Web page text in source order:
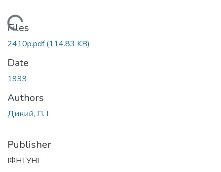
Loading...
Files
2410p.pdf(114.83 KB)
Date
1999
Authors
Дикий, П. І.
Publisher
ІФНТУНГ